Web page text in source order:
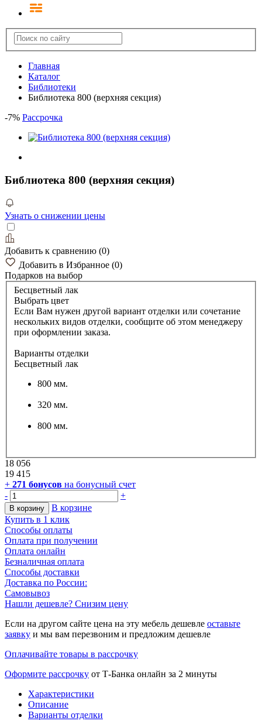
Главная
Каталог
Библиотеки
Библиотека 800 (верхняя секция)
-7% Рассрочка
Библиотека 800 (верхняя секция)
Узнать о снижении цены
Добавить к сравнению (0)
Добавить в Избранное (0)
Подарков на выбор
Бесцветный лак
Выбрать цвет
Если Вам нужен другой вариант отделки или сочетание
нескольких видов отделки, сообщите об этом менеджеру
при оформлении заказа.
Варианты отделки
Бесцветный лак
800 мм.
320 мм.
800 мм.
18 056
19 415
+ 271 бонусов на бонусный счет
-
+
В корзину
В корзине
Купить в 1 клик
Способы оплаты
Оплата при получении
Оплата онлайн
Безналичная оплата
Способы доставки
Доставка по России:
Самовывоз
Нашли дешевле? Снизим цену
Если на другом сайте цена на эту мебель дешевле оставьте
заявку и мы вам перезвоним и предложим дешевле
Оплачивайте товары в рассрочку
Оформите рассрочку от Т-Банка онлайн за 2 минуты
Характеристики
Описание
Варианты отделки